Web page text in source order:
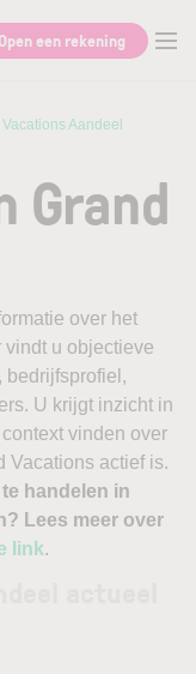
informatie
Open een rekening
Aandeel
Grand
over het
u objectieve
bedrijfsprofiel,
U krijgt inzicht in
vinden over
Vacations actief is.
handelen in
Lees meer over
link.